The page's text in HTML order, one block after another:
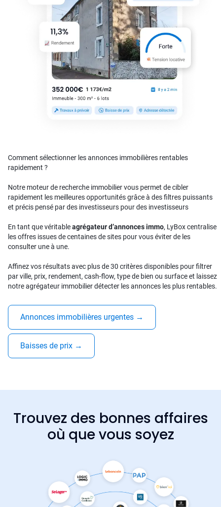
Comment sélectionner les annonces immobilières rentables
rapidement ?
Notre moteur de recherche immobilier vous permet de cibler
rapidement les meilleures opportunités grâce à des filtres puissants
et précis pensé par des investisseurs pour des investisseurs
En tant que véritableagrégateur d’annonces immo, LyBox centralise
les offres issues de centaines de sites pour vous éviter de les
consulter une à une.
Affinez vos résultats avec plus de 30 critères disponibles pour filtrer
par ville, prix, rendement, cash-flow, type de bien ou surface et laissez
notre agrégateur immobilier détecter les annonces les plus rentables.
Annonces immobilières urgentes →
Baisses de prix →
Trouvez des bonnes affaires
où que vous soyez